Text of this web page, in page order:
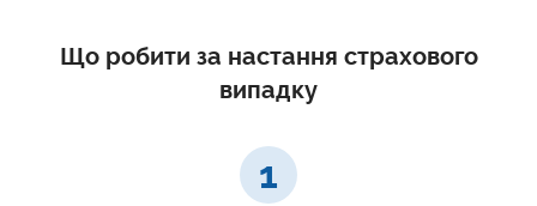
Що робити за настання страхового
випадку
1